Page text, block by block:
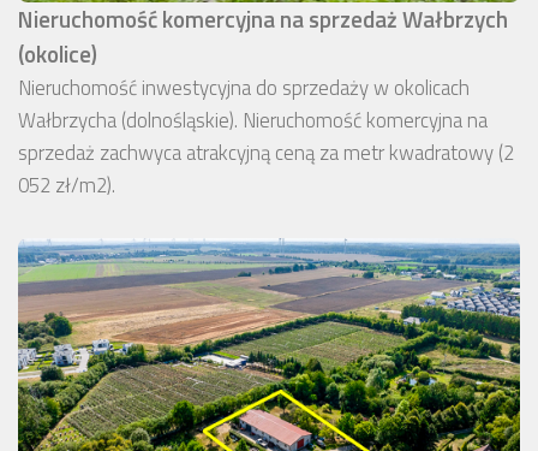
Nieruchomość komercyjna na sprzedaż Wałbrzych
(okolice)
Nieruchomość inwestycyjna do sprzedaży w okolicach
Wałbrzycha (dolnośląskie). Nieruchomość komercyjna na
sprzedaż zachwyca atrakcyjną ceną za metr kwadratowy (2
052 zł/m2).